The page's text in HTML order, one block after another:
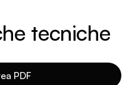
tecniche
PDF